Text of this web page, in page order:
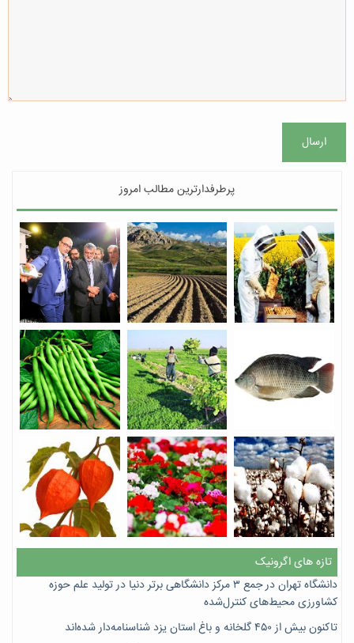
ارسال
پرطرفدارترین مطالب امروز
تازه های اگرونیک
دانشگاه تهران در جمع ۳ مرکز دانشگاهی برتر دنیا در تولید علم حوزه
کشاورزی محیط‌های کنترل‌شده
تاکنون بیش از ۴۵۰ گلخانه و باغ استان یزد شناسنامه‌دار شده‌اند